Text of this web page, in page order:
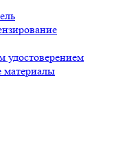
удостоверением